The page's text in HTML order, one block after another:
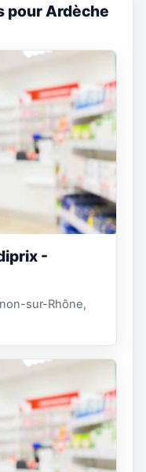
pour Ardèche
-
sur-Rhône,